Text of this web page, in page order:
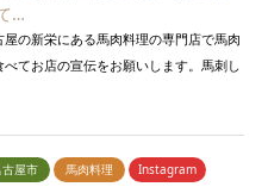
…
屋の新栄にある馬肉料理の専門店で馬肉
べてお店の宣伝をお願いします。馬刺し
古屋市 馬肉料理 Instagram